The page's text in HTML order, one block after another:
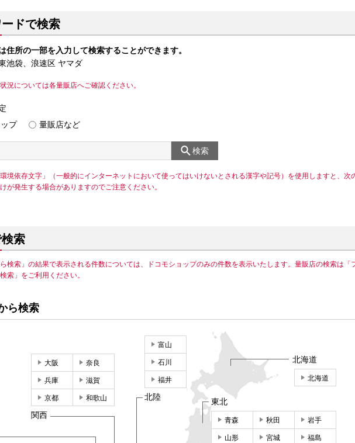
ドで検索
住所の一部を入力して検索することができます。
池袋、浪速区 ヤマダ
況については各量販店へご確認ください。
プ
量販店など
検索
境依存文字」（一般的にインターネットにおいて使ってはいけないとされる漢字や記号）を使用しますと、次
が発生する場合がありますのでご注意ください。
索
ら検索」の結果で表示される件数については、ドコモショップのみの件数を表示いたします。量販店の検索は「
索」をご利用ください。
ら検索
北海道
北海道
東北
青森 秋田 岩手
山形 宮城 福島
富山
石川
福井
北陸
大阪 奈良
兵庫 滋賀
京都 和歌山
関西